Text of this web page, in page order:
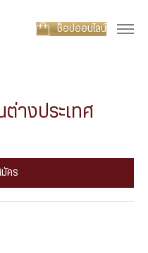
ช็อปออนไลน์
างประเทศ
คร